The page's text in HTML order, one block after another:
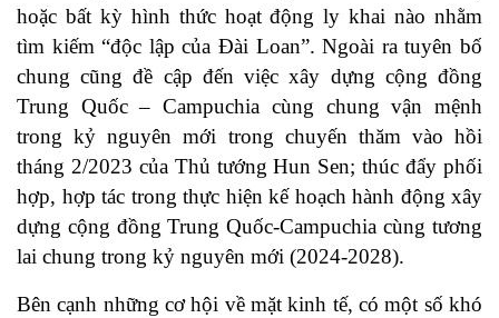
hoặc bất kỳ hình thức hoạt động ly khai nào nhằm
tìm kiếm “độc lập của Đài Loan”. Ngoài ra tuyên bố
chung cũng đề cập đến việc xây dựng cộng đồng
Trung Quốc – Campuchia cùng chung vận mệnh
trong kỷ nguyên mới trong chuyến thăm vào hồi
tháng 2/2023 của Thủ tướng Hun Sen; thúc đẩy phối
hợp, hợp tác trong thực hiện kế hoạch hành động xây
dựng cộng đồng Trung Quốc-Campuchia cùng tương
lai chung trong kỷ nguyên mới (2024-2028).
Bên cạnh những cơ hội về mặt kinh tế, có một số khó